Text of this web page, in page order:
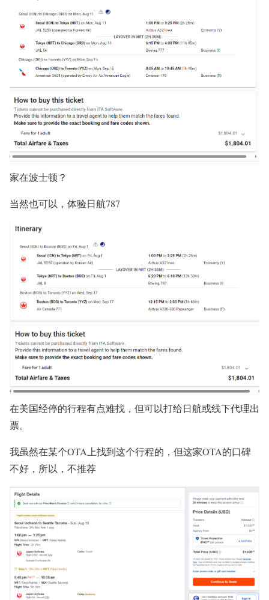
家在波士顿？
当然也可以，体验日航787
在美国经停的行程有点难找，但可以打给日航或线下代理出
票。
我虽然在某个OTA上找到这个行程的，但这家OTA的口碑
不好，所以，不推荐